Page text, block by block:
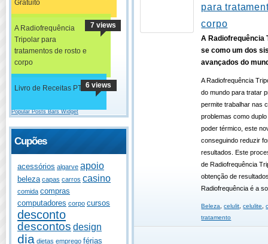
Gratuito
A Radiofrequência
Tripolar para
tratamentos de rosto e
corpo
7 views
Livro de Receitas PT 6 views
Popular Posts Bars Widget
Cupões
acessórios algarve apoio
beleza capas carros casino
comida compras
computadores corpo cursos
desconto
descontos design
dia dietas emprego férias
para
corpo
A Radiofrequência
se como um dos
avançados do
A Radiofrequência
do mundo para tratar
permite trabalhar nas
problemas como
poder térmico, este
conseguindo reduzir
resultados. Este
de Radiofrequência
obtenção de
Radiofrequência é a
Beleza ,celulit ,celulite ,
tratamento